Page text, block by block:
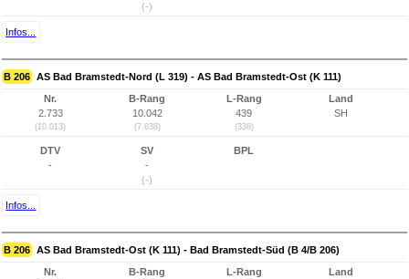
(-)
Infos...
B 206 AS Bad Bramstedt-Nord (L 319) - AS Bad Bramstedt-Ost (K 111)
Nr.
2.733
(10.013)
B-Rang
10.042
(7.638)
L-Rang
439
(338)
Land
SH
DTV
-
SV
-
(-)
BPL
Infos...
B 206 AS Bad Bramstedt-Ost (K 111) - Bad Bramstedt-Süd (B 4/B 206)
Nr.
B-Rang
L-Rang
Land